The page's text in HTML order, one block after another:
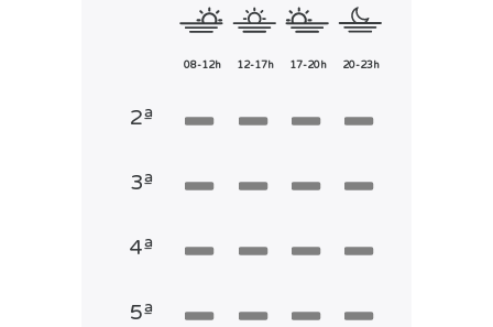
08-12h 12-17h 17-20h 20-23h
2ª
3ª
4ª
5ª